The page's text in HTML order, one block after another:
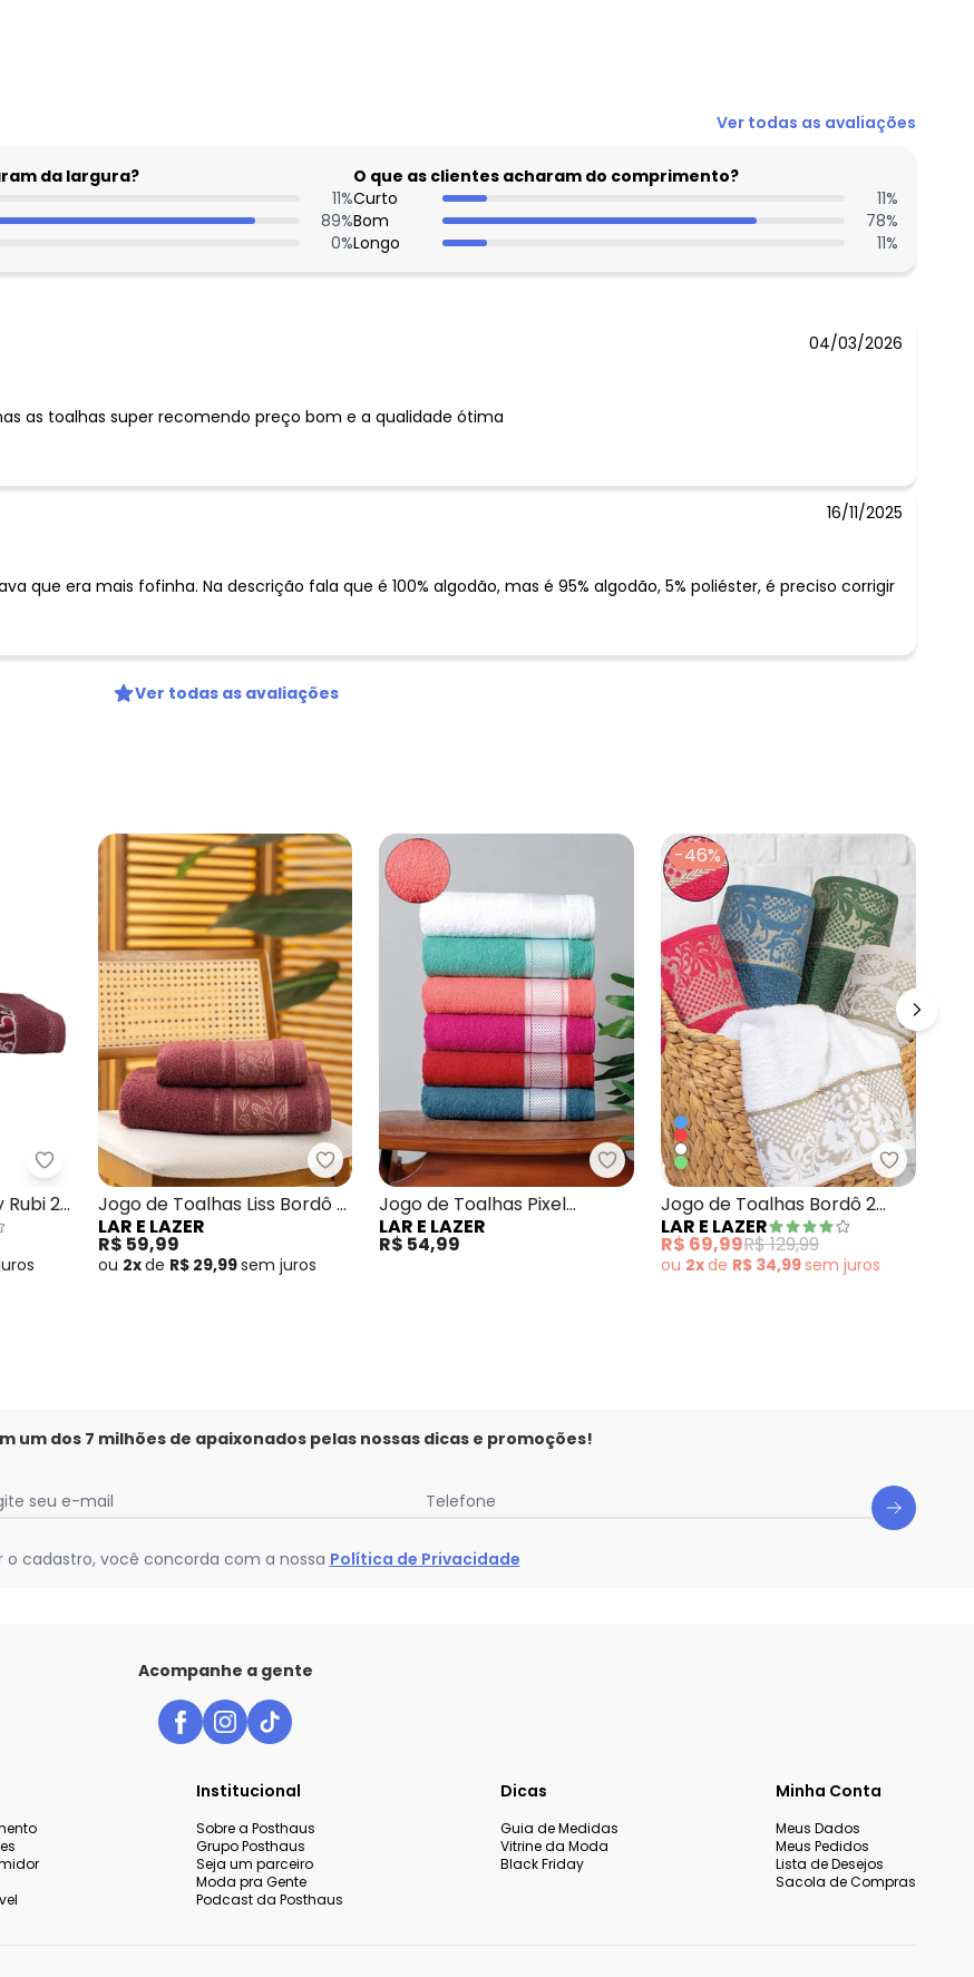
N/D*
N/D*
N/D*
N/D*
N/D*
Ver todas as avaliações
da largura?
11%
89%
0%
O que as clientes acharam do comprimento?
Curto
11%
Bom
78%
Longo
11%
04/03/2026
as toalhas super recomendo preço bom e a qualidade ótima
16/11/2025
que era mais fofinha. Na descrição fala que é 100% algodão, mas é 95% algodão, 5% poliéster, é preciso corrigir
Ver todas as avaliações
Safira Vermelha 2 Peças
Lar e Lazer - Jogo de Toalhas Lady Rubi 2 Peças
Rubi 2
Lar e Lazer - Jogo de Toalhas Liss Bordô 2 Peças
Jogo de Toalhas Liss Bordô 2
Peças
LAR E LAZER
R$ 59,99
ou 2xde R$ 29,99sem juros
Lar e Lazer - Jogo de Toalhas Pixel
Jogo de Toalhas Pixel
Acerola 2 Peças
LAR E LAZER
R$ 54,99
-46%
Lar e
Jogo de Toalhas Bordô 2
Peças
LAR E LAZER
R$ 69,99R$ 129,99
ou 2xde R$ 34,99semjuros
um dos 7 milhões de apaixonados pelas nossas dicas e promoções!
seu e-mail Telefone
o cadastro, você concorda com a nossa Política de Privacidade
Acompanhe a gente
Institucional
Sobre a Posthaus
Grupo Posthaus
Seja um parceiro
Moda pra Gente
Podcast da Posthaus
Dicas
Guia de Medidas
Vitrine da Moda
Black Friday
Minha Conta
Meus Dados
Meus Pedidos
Lista de Desejos
Sacola de Compras
Digite seu e-mail
Privacidade